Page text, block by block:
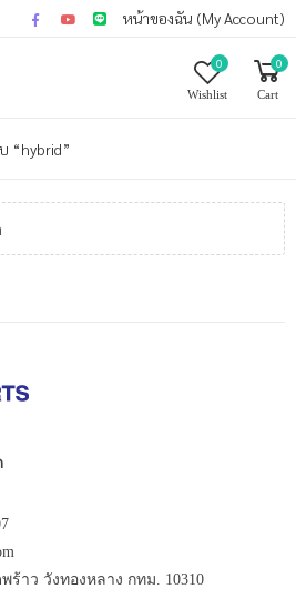
หน้าของฉัน (My Account)
0
Wishlist
0
Cart
“hybrid”
ร้าว วังทองหลาง กทม. 10310